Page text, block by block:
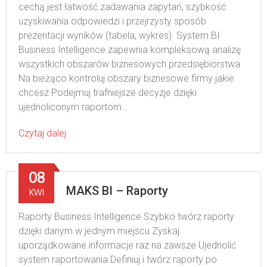
cechą jest łatwość zadawania zapytań, szybkość
uzyskiwania odpowiedzi i przejrzysty sposób
prezentacji wyników (tabela, wykres). System BI
Business Intelligence zapewnia kompleksową analizę
wszystkich obszarów biznesowych przedsiębiorstwa
Na bieżąco kontroluj obszary biznesowe firmy jakie
chcesz Podejmuj trafniejsze decyzje dzięki
ujednoliconym raportom…
Czytaj dalej
MAKS BI – Raporty
08
KWI
Raporty Business Intelligence Szybko twórz raporty
dzięki danym w jednym miejscu Zyskaj
uporządkowane informacje raz na zawsze Ujednolić
system raportowania Definiuj i twórz raporty po